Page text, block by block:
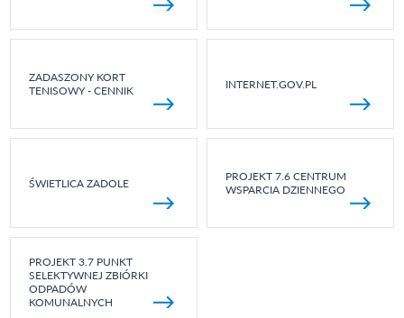
ZADASZONY KORT
TENISOWY - CENNIK
INTERNET.GOV.PL
ŚWIETLICA ZADOLE
PROJEKT 7.6 CENTRUM
WSPARCIA DZIENNEGO
PROJEKT 3.7 PUNKT
SELEKTYWNEJ ZBIÓRKI
ODPADÓW
KOMUNALNYCH